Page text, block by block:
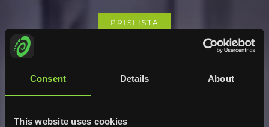
Consent Details About
This website uses cookies
PRISLISTA